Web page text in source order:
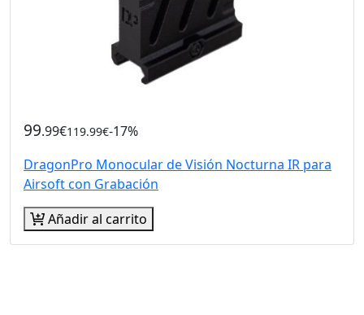
99.99€119.99€-17%
DragonPro Monocular de Visión Nocturna IR para
Airsoft con Grabación
Añadir al carrito